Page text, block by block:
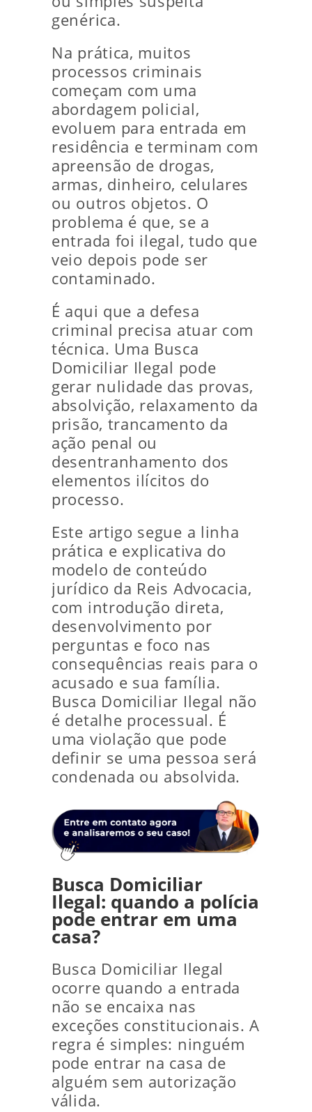
genérica.
Na prática, muitos
processos criminais
começam com uma
abordagem policial,
evoluem para entrada em
residência e terminam com
apreensão de drogas,
armas, dinheiro, celulares
ou outros objetos. O
problema é que, se a
entrada foi ilegal, tudo que
veio depois pode ser
contaminado.
É aqui que a defesa
criminal precisa atuar com
técnica. Uma Busca
Domiciliar Ilegal pode
gerar nulidade das provas,
absolvição, relaxamento da
prisão, trancamento da
ação penal ou
desentranhamento dos
elementos ilícitos do
processo.
Este artigo segue a linha
prática e explicativa do
modelo de conteúdo
jurídico da Reis Advocacia,
com introdução direta,
desenvolvimento por
perguntas e foco nas
consequências reais para o
acusado e sua família.
Busca Domiciliar Ilegal não
é detalhe processual. É
uma violação que pode
definir se uma pessoa será
condenada ou absolvida.
Busca Domiciliar
Ilegal: quando a polícia
pode entrar em uma
casa?
Busca Domiciliar Ilegal
ocorre quando a entrada
não se encaixa nas
exceções constitucionais. A
regra é simples: ninguém
pode entrar na casa de
alguém sem autorização
válida.